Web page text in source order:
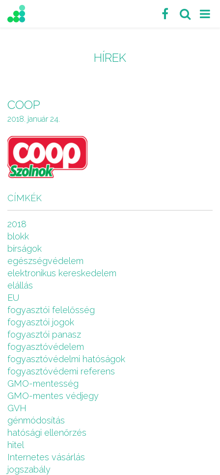
HÍREK
COOP
2018. január 24.
CÍMKÉK
2018
blokk
bírságok
egészségvédelem
elektronikus kereskedelem
elállás
EU
fogyasztói felelősség
fogyasztói jogok
fogyasztói panasz
fogyasztóvédelem
fogyasztóvédelmi hatóságok
fogyasztóvédemi referens
GMO-mentesség
GMO-mentes védjegy
GVH
génmódosítás
hatósági ellenőrzés
hitel
Internetes vásárlás
jogszabály